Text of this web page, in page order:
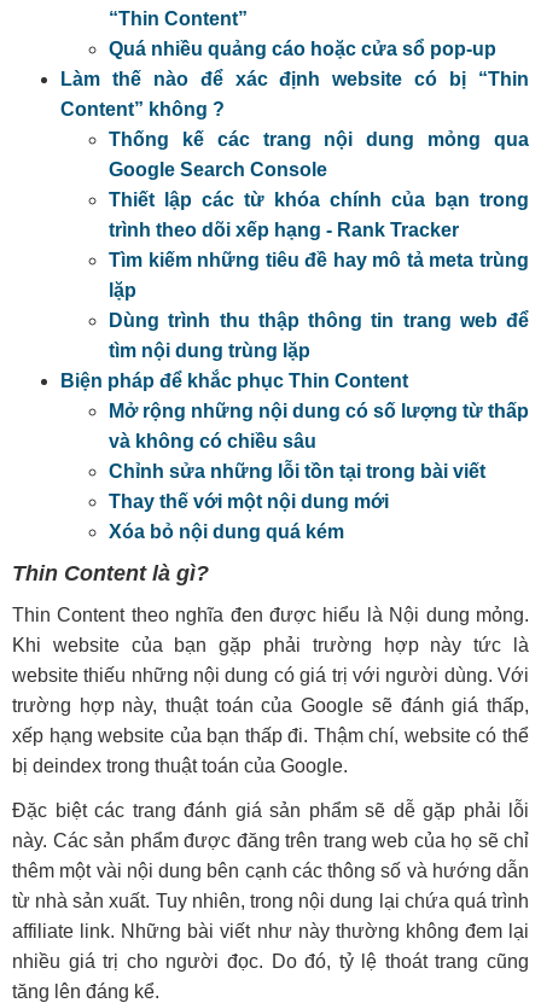
“Thin Content”
Quá nhiều quảng cáo hoặc cửa sổ pop-up
Làm thế nào để xác định website có bị “Thin
Content” không ?
Thống kế các trang nội dung mỏng qua
Google Search Console
Thiết lập các từ khóa chính của bạn trong
trình theo dõi xếp hạng - Rank Tracker
Tìm kiếm những tiêu đề hay mô tả meta trùng
lặp
Dùng trình thu thập thông tin trang web để
tìm nội dung trùng lặp
Biện pháp để khắc phục Thin Content
Mở rộng những nội dung có số lượng từ thấp
và không có chiều sâu
Chỉnh sửa những lỗi tồn tại trong bài viết
Thay thế với một nội dung mới
Xóa bỏ nội dung quá kém
Thin Content là gì?
Thin Content theo nghĩa đen được hiểu là Nội dung mỏng.
Khi website của bạn gặp phải trường hợp này tức là
website thiếu những nội dung có giá trị với người dùng. Với
trường hợp này, thuật toán của Google sẽ đánh giá thấp,
xếp hạng website của bạn thấp đi. Thậm chí, website có thể
bị deindex trong thuật toán của Google.
Đặc biệt các trang đánh giá sản phẩm sẽ dễ gặp phải lỗi
này. Các sản phẩm được đăng trên trang web của họ sẽ chỉ
thêm một vài nội dung bên cạnh các thông số và hướng dẫn
từ nhà sản xuất. Tuy nhiên, trong nội dung lại chứa quá trình
affiliate link. Những bài viết như này thường không đem lại
nhiều giá trị cho người đọc. Do đó, tỷ lệ thoát trang cũng
tăng lên đáng kể.